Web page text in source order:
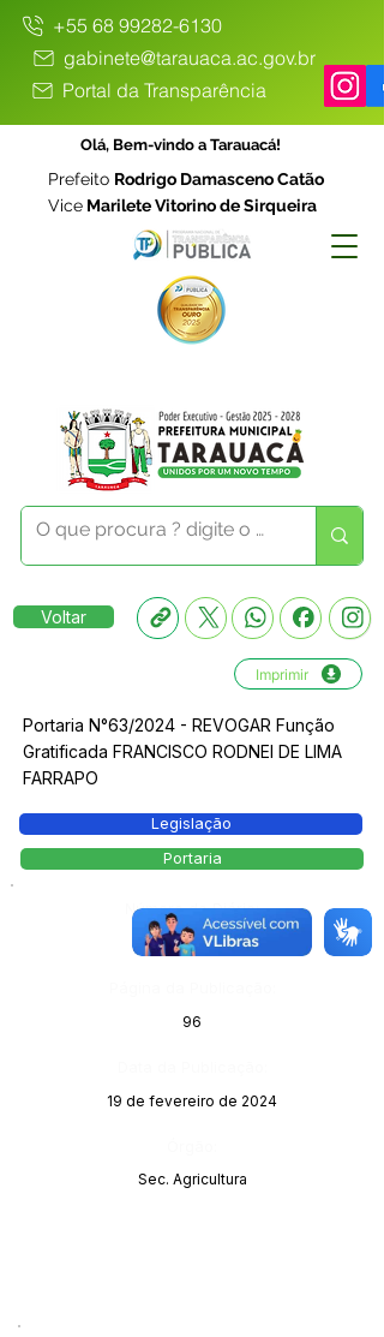
+55 68 99282-6130
gabinete@tarauaca.ac.gov.br
Portal da Transparência
Olá, Bem-vindo a Tarauacá!
Prefeito Rodrigo Damasceno Catão
Vice Marilete Vitorino de Sirqueira
Voltar
Imprimir
Portaria N°63/2024 - REVOGAR Função
Gratificada FRANCISCO RODNEI DE LIMA
FARRAPO
Legislação
Portaria
Número do Diário:
13713
96
19 de fevereiro de 2024
Sec. Agricultura